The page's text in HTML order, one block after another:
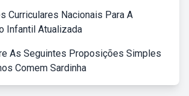
Curriculares Nacionais Para A
Infantil Atualizada
As Seguintes Proposições Simples
Comem Sardinha